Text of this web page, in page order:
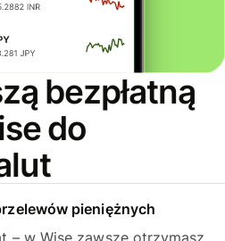
bezpłatną
do
pieniężnych